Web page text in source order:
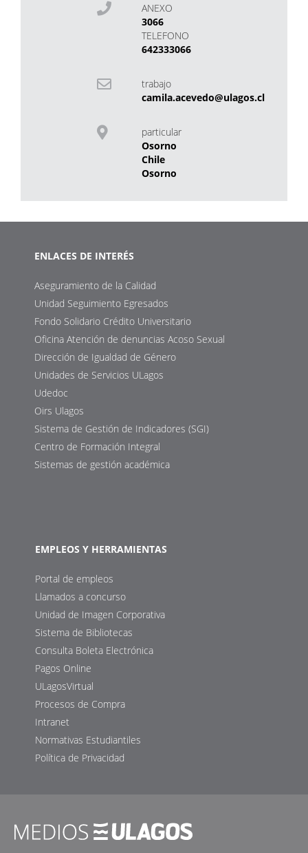
ANEXO
3066
TELEFONO
642333066
trabajo
camila.acevedo@ulagos.cl
particular
Osorno
Chile
Osorno
ENLACES DE INTERÉS
Aseguramiento de la Calidad
Unidad Seguimiento Egresados
Fondo Solidario Crédito Universitario
Oficina Atención de denuncias Acoso Sexual
Dirección de Igualdad de Género
Unidades de Servicios ULagos
Udedoc
Oirs Ulagos
Sistema de Gestión de Indicadores (SGI)
Centro de Formación Integral
Sistemas de gestión académica
EMPLEOS Y HERRAMIENTAS
Portal de empleos
Llamados a concurso
Unidad de Imagen Corporativa
Sistema de Bibliotecas
Consulta Boleta Electrónica
Pagos Online
ULagosVirtual
Procesos de Compra
Intranet
Normativas Estudiantiles
Política de Privacidad